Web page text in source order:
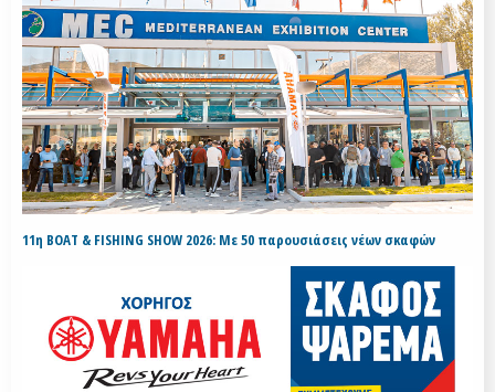
11η BOAT & FISHING SHOW 2026: Με 50 παρουσιάσεις νέων σκαφών